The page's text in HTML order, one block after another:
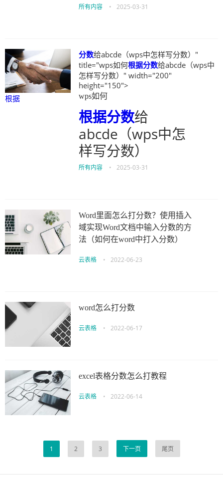
所有内容 • 2025-03-31
根据
分数给abcde（wps中怎样写分数）"
title="wps如何根据分数给abcde（wps中
怎样写分数）" width="200"
height="150">
wps如何
根据分数给
abcde（wps中怎
样写分数）
所有内容 • 2025-03-31
Word里面怎么打分数？使用插入
域实现Word文档中输入分数的方
法（如何在word中打入分数）
云表格 • 2022-06-23
word怎么打分数
云表格 • 2022-06-17
excel表格分数怎么打教程
云表格 • 2022-06-14
1 2 3 下一页 尾页